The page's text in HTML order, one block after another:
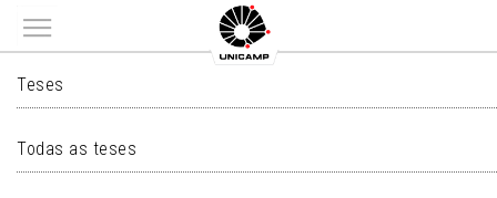
Main menu
TESES
Teses
Todas as teses